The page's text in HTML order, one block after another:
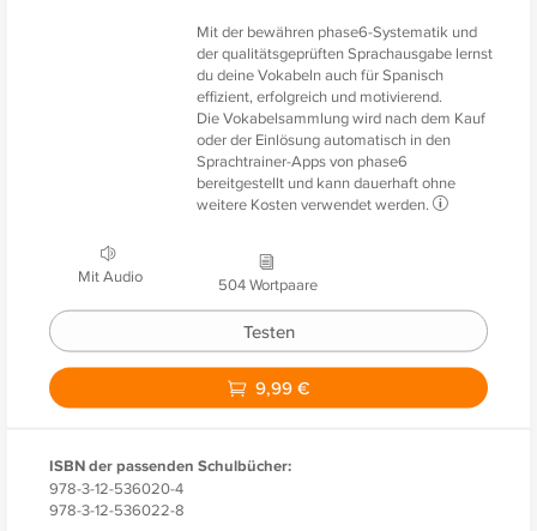
Mit der bewähren phase6-Systematik und
der qualitätsgeprüften Sprachausgabe lernst
du deine Vokabeln auch für Spanisch
effizient, erfolgreich und motivierend.
Die Vokabelsammlung wird nach dem Kauf
oder der Einlösung automatisch in den
Sprachtrainer-Apps von phase6
bereitgestellt und kann dauerhaft ohne
weitere Kosten verwendet werden.
Mit Audio 504 Wortpaare
Testen
9,99 €
ISBN der passenden Schulbücher:
978-3-12-536020-4
978-3-12-536022-8